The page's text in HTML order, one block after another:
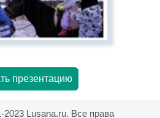
презентацию
2023 Lusana.ru. Все права